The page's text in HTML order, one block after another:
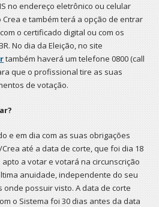
no endereço eletrônico ou celular
e também terá a opção de entrar
o certificado digital ou com os
No dia da Eleição, no site
também haverá um telefone 0800 (call
que o profissional tire as suas
de votação.
e em dia com as suas obrigações
até a data de corte, que foi dia 18
a votar e votará na circunscrição
anuidade, independente do seu
possuir visto. A data de corte
o Sistema foi 30 dias antes da data